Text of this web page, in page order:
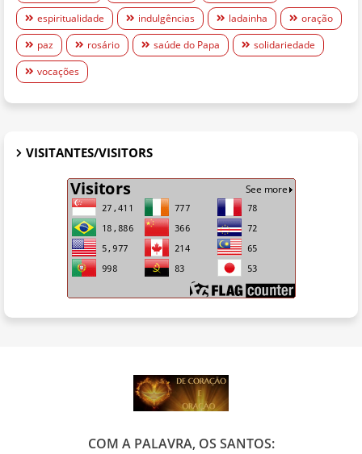
espiritualidade
indulgências ladainha
oração
paz
rosário saúde do Papa
solidariedade
vocações
VISITANTES/VISITORS
COM A PALAVRA, OS SANTOS: